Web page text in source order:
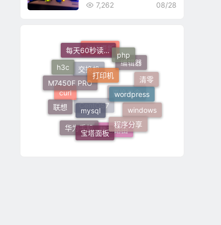
08/28
7,262
交换机
关闭更新
编辑器
更换墨盒
CentOS7
curl
h3c
每天60秒读懂世界 php
清零
windows
静态路由
华为手机
联想
M7450F PRO
打印机
wordpress
程序分享
宝塔面板
mysql